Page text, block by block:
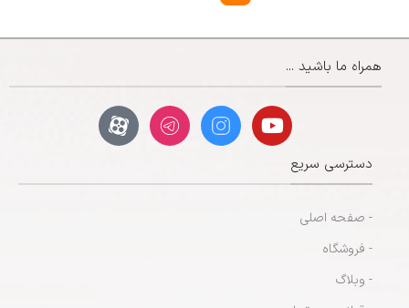
همراه ما باشید ...
دسترسی سریع
- صفحه اصلی
- فروشگاه
- وبلاگ